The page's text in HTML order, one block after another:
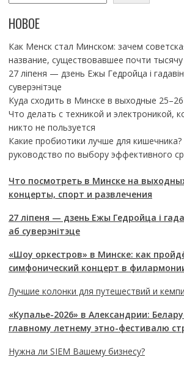
НОВОЕ
Как Менск стал Минском: зачем
название, существовавшее почти
27 ліпеня — дзень Ежы Гедройца і
суверэнітэце
Куда сходить в Минске в выходные
Что делать с техникой и электроникой,
никто не пользуется
Какие пробиотики лучше для
руководство по выбору эффективного
Что посмотреть в Минске на
концерты, спорт и развлечения
27 ліпеня — дзень Ежы Гедройца і
аб суверэнітэце
«Шоу оркестров» в Минске: как
симфонический концерт в
Лучшие колонки для путешествий и
«Купалье-2026» в Александрии:
главному летнему этно-фестивалю
Нужна ли SIEM Вашему бизнесу?